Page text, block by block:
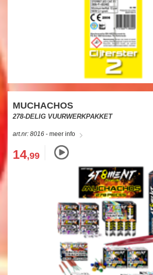
MUCHACHOS
278-DELIG VUURWERKPAKKET
art.nr: 8016 - meer info
14,99